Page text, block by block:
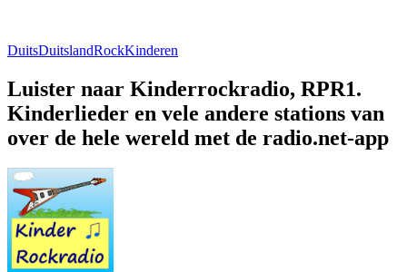
DuitsDuitslandRockKinderen
Luister naar Kinderrockradio, RPR1.
Kinderlieder en vele andere stations van
over de hele wereld met de radio.net-app